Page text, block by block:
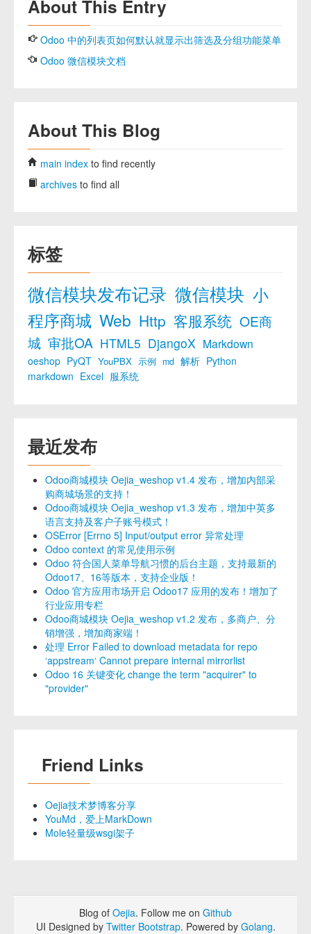
About This Entry
Odoo 中的列表页如何默认就显示出筛选及分组功能菜单
Odoo 微信模块文档
About This Blog
main index to find recently
archives to find all
标签
微信模块发布记录 微信模块 小
程序商城 Web Http 客服系统 OE商
城 审批OA HTML5 DjangoX Markdown
oeshop PyQT YouPBX 示例 md 解析 Python
markdown Excel 服系统
最近发布
Odoo商城模块 Oejia_weshop v1.4 发布，增加内部采
购商城场景的支持！
Odoo商城模块 Oejia_weshop v1.3 发布，增加中英多
语言支持及客户子账号模式！
OSError [Errno 5] Input/output error 异常处理
Odoo context 的常见使用示例
Odoo 符合国人菜单导航习惯的后台主题，支持最新的
Odoo17、16等版本，支持企业版！
Odoo 官方应用市场开启 Odoo17 应用的发布！增加了
行业应用专栏
Odoo商城模块 Oejia_weshop v1.2 发布，多商户、分
销增强，增加商家端！
处理 Error Failed to download metadata for repo
‘appstream‘ Cannot prepare internal mirrorlist
Odoo 16 关键变化 change the term "acquirer" to
"provider"
Friend Links
Oejia技术梦博客分享
YouMd，爱上MarkDown
Mole轻量级wsgi架子
Blog of Oejia. Follow me on Github
UI Designed by Twitter Bootstrap. Powered by Golang.